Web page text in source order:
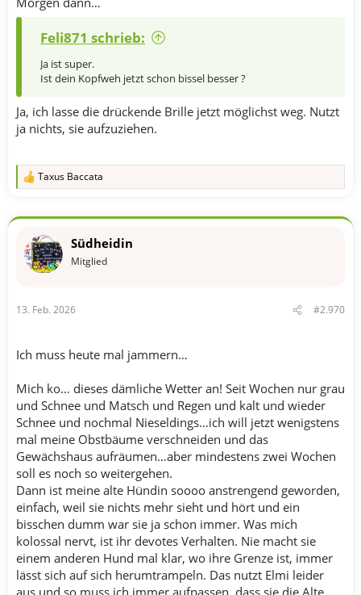
Feli871 schrieb:
Ja ist super.
Ist dein Kopfweh jetzt schon bissel besser ?
Ja, ich lasse die drückende Brille jetzt möglichst weg. Nutzt
ja nichts, sie aufzuziehen.
R
k
o
:
Taxus Baccata
Südheidin
Mitglied
13. Feb. 2026 #2.970
Ich muss heute mal jammern…
Mich ko… dieses dämliche Wetter an! Seit Wochen nur grau
und Schnee und Matsch und Regen und kalt und wieder
Schnee und nochmal Nieseldings…ich will jetzt wenigstens
mal meine Obstbäume verschneiden und das
Gewächshaus aufräumen…aber mindestens zwei Wochen
soll es noch so weitergehen.
Dann ist meine alte Hündin soooo anstrengend geworden,
einfach, weil sie nichts mehr sieht und hört und ein
bisschen dumm war sie ja schon immer. Was mich
kolossal nervt, ist ihr devotes Verhalten. Nie macht sie
einem anderen Hund mal klar, wo ihre Grenze ist, immer
lässt sich auf sich herumtrampeln. Das nutzt Elmi leider
aus und so muss ich immer aufpassen, dass sie die Alte